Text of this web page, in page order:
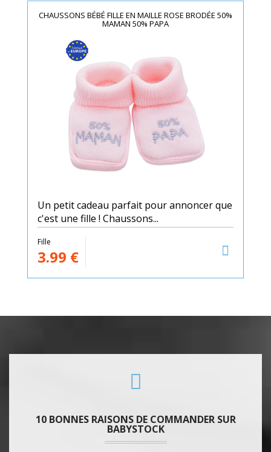
CHAUSSONS BÉBÉ FILLE EN MAILLE ROSE BRODÉE 50%
MAMAN 50% PAPA
Un petit cadeau parfait pour annoncer que
c'est une fille ! Chaussons...
Fille
3.99 €
10 BONNES RAISONS DE COMMANDER SUR
BABYSTOCK